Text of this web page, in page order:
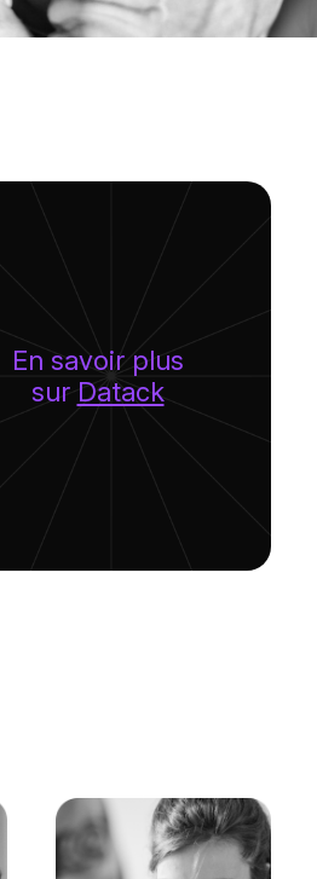
En savoir plus
surDatack